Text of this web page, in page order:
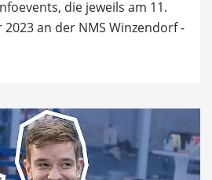
die jeweils am 11.
an der NMS Winzendorf -